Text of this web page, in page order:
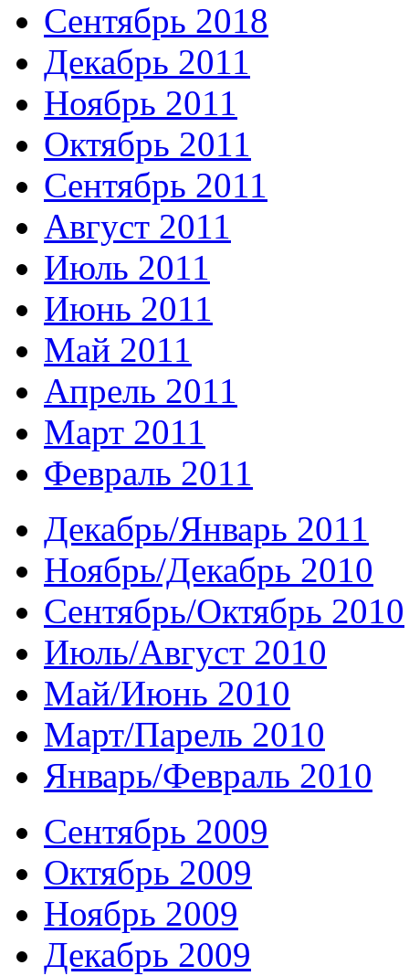
Сентябрь 2018
Декабрь 2011
Ноябрь 2011
Октябрь 2011
Сентябрь 2011
Август 2011
Июль 2011
Июнь 2011
Май 2011
Апрель 2011
Март 2011
Февраль 2011
Декабрь/Январь 2011
Ноябрь/Декабрь 2010
Сентябрь/Октябрь 2010
Июль/Август 2010
Май/Июнь 2010
Март/Парель 2010
Январь/Февраль 2010
Сентябрь 2009
Октябрь 2009
Ноябрь 2009
Декабрь 2009